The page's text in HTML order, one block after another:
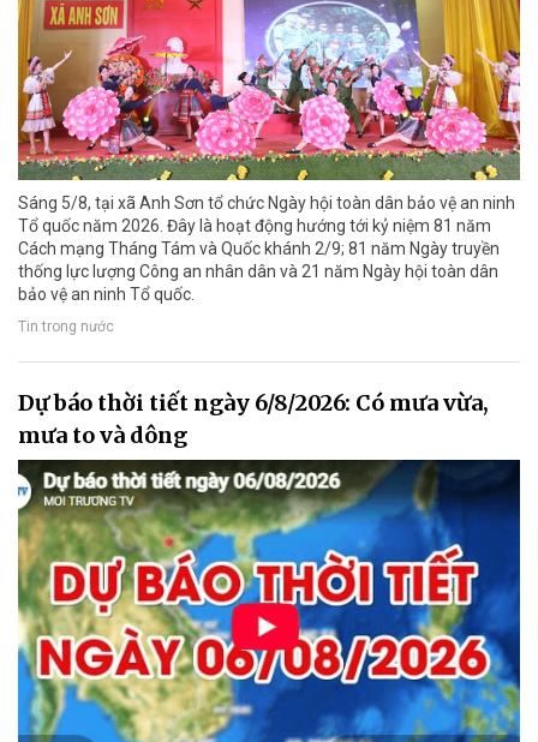
Sáng 5/8, tại xã Anh Sơn tổ chức Ngày hội toàn dân bảo vệ an ninh
Tổ quốc năm 2026. Đây là hoạt động hướng tới kỷ niệm 81 năm
Cách mạng Tháng Tám và Quốc khánh 2/9; 81 năm Ngày truyền
thống lực lượng Công an nhân dân và 21 năm Ngày hội toàn dân
bảo vệ an ninh Tổ quốc.
Tin trong nước
Dự báo thời tiết ngày 6/8/2026: Có mưa vừa,
mưa to và dông